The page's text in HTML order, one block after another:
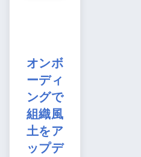
オンボ
ーディ
ングで
組織風
土をア
ップデ